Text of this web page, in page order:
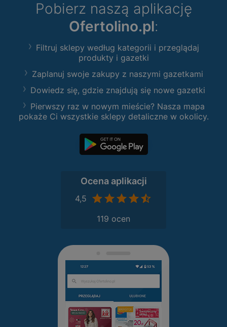
Pobierz naszą aplikację
Ofertolino.pl:
Filtruj sklepy według kategorii i przeglądaj
produkty i gazetki
Zaplanuj swoje zakupy z naszymi gazetkami
Dowiedz się, gdzie znajdują się nowe gazetki
Pierwszy raz w nowym mieście? Nasza mapa
pokaże Ci wszystkie sklepy detaliczne w okolicy.
Ocena aplikacji
4,5
119 ocen